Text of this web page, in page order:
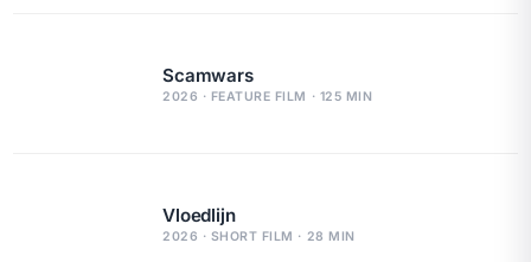
Scamwars
2026 · FEATURE FILM · 125 MIN
Vloedlijn
2026 · SHORT FILM · 28 MIN